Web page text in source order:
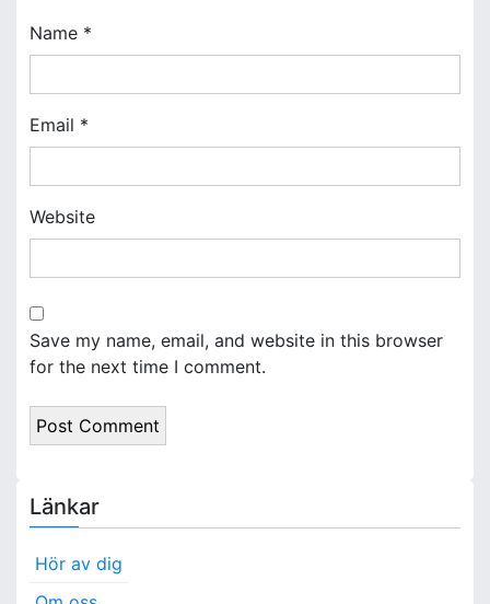
o
n
Name *
Email *
Website
Save my name, email, and website in this browser
for the next time I comment.
Länkar
Hör av dig